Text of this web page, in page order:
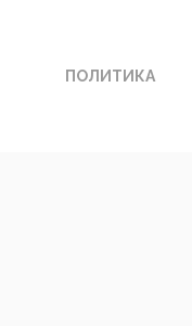
содержимому
ПОЛИТИКА